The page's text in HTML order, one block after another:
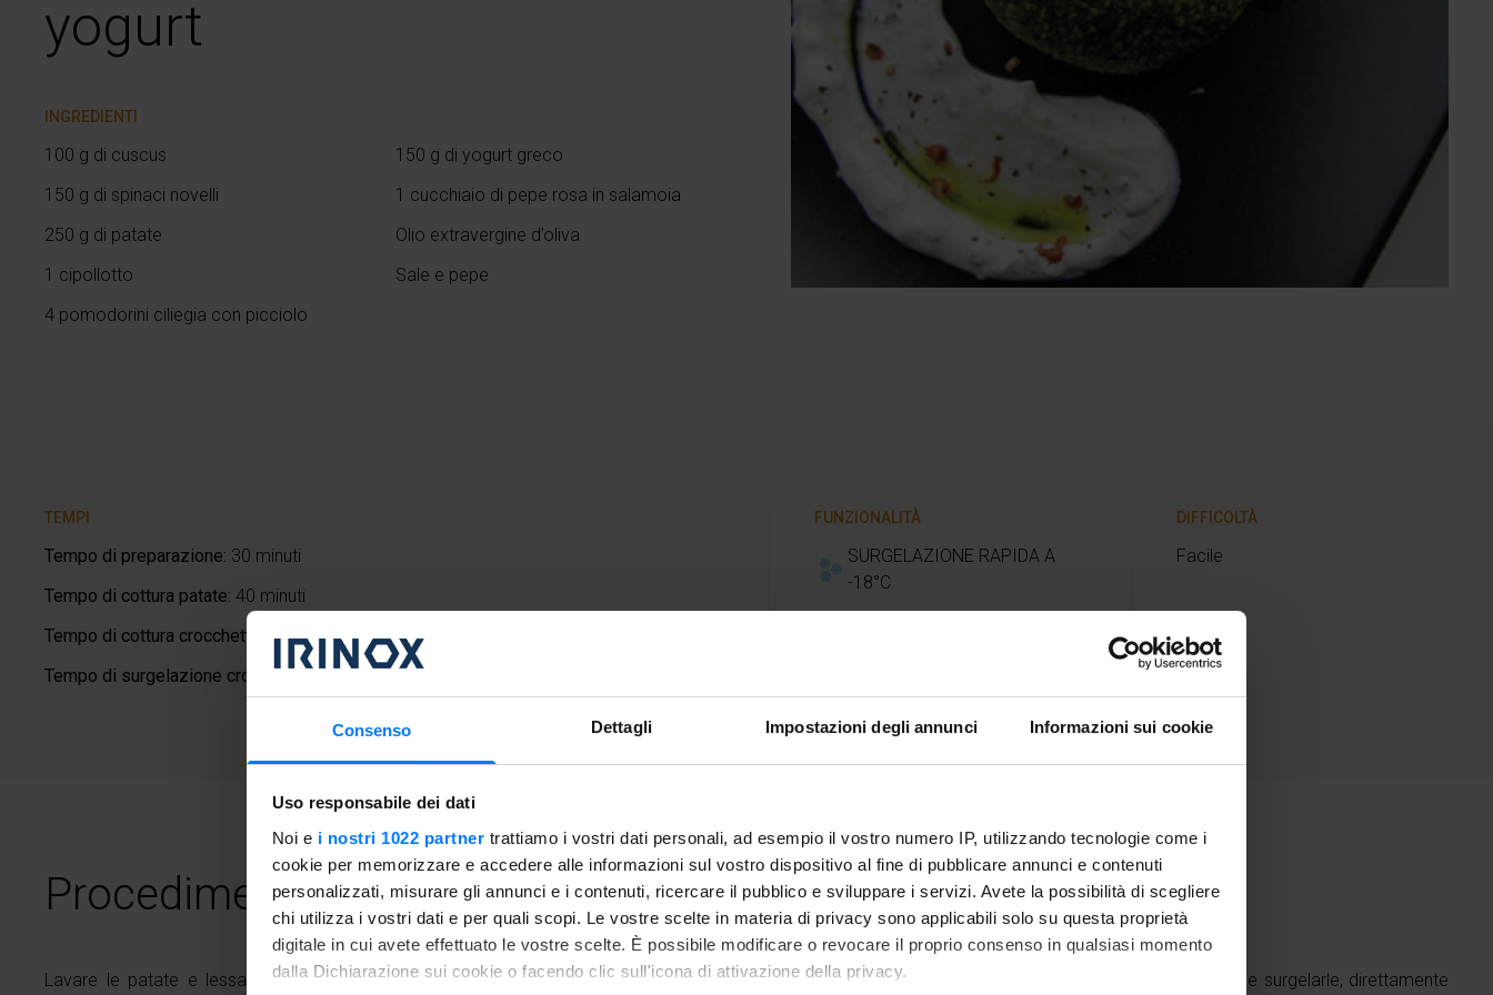
Consenso Dettagli Impostazioni degli annunci Informazioni sui cookie
Uso responsabile dei dati
Noi e i nostri 1022 partner trattiamo i vostri dati personali, ad esempio il vostro numero IP, utilizzando tecnologie come i
cookie per memorizzare e accedere alle informazioni sul vostro dispositivo al fine di pubblicare annunci e contenuti
personalizzati, misurare gli annunci e i contenuti, ricercare il pubblico e sviluppare i servizi. Avete la possibilità di scegliere
chi utilizza i vostri dati e per quali scopi. Le vostre scelte in materia di privacy sono applicabili solo su questa proprietà
digitale in cui avete effettuato le vostre scelte. È possibile modificare o revocare il proprio consenso in qualsiasi momento
dalla Dichiarazione sui cookie o facendo clic sull'icona di attivazione della privacy.
yogurt
INGREDIENTI
100 g di cuscus
150 g di spinaci novelli
250 g di patate
1 cipollotto
4 pomodorini ciliegia con picciolo
150 g di yogurt greco
1 cucchiaio di pepe rosa in salamoia
Olio extravergine d’oliva
Sale e pepe
TEMPI
Tempo di preparazione: 30 minuti
Tempo di cottura patate: 40 minuti
Tempo di cottura crocchette:
10 minuti
Tempo di surgelazione crocchette:100 minuti
FUNZIONALITÀ
SURGELAZIONE RAPIDA A
-18°C
DIFFICOLTÀ
Facile
Procedimento
Lavare le patate e lessarle con la buccia; nel mentre, trasferire il cuscus in una
Suggerimenti
Potete preparare una quantità abbondante di crocchette e surgelarle, direttamente